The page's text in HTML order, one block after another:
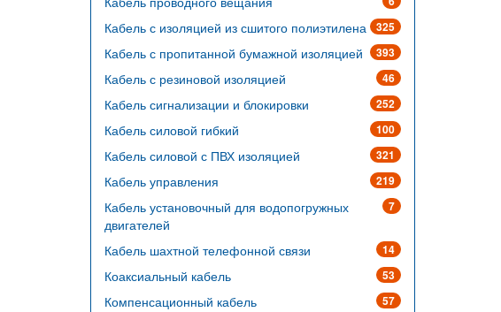
325
Кабель с изоляцией из сшитого полиэтилена
393
Кабель с пропитанной бумажной изоляцией
46
Кабель с резиновой изоляцией
252
Кабель сигнализации и блокировки
100
Кабель силовой гибкий
321
Кабель силовой с ПВХ изоляцией
219
Кабель управления
7
Кабель установочный для водопогружных
двигателей
14
Кабель шахтной телефонной связи
53
Коаксиальный кабель
57
Компенсационный кабель